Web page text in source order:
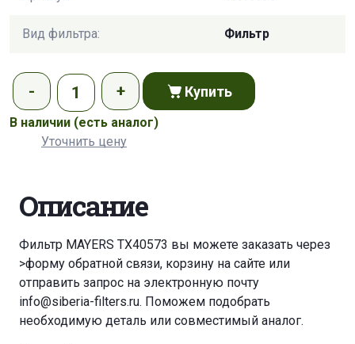
Вид фильтра: Фильтр
Купить
В наличии (есть аналог)
Уточнить цену
Описание
Фильтр MAYERS TX40573 вы можете заказать через
>форму обратной связи, корзину на сайте или
отправить запрос на электронную почту
info@siberia-filters.ru. Поможем подобрать
необходимую деталь или совместимый аналог.